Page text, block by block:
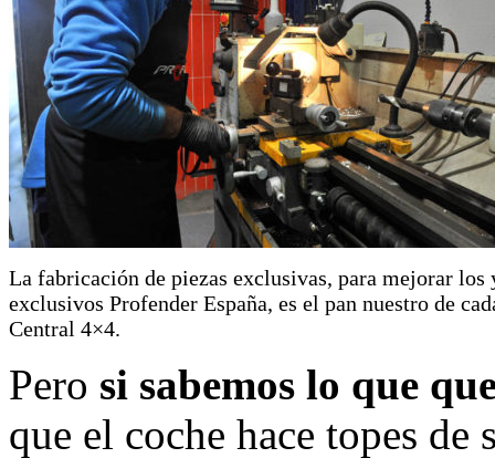
La fabricación de piezas exclusivas, para mejorar los
exclusivos Profender España, es el pan nuestro de
Central 4×4.
Pero si sabemos lo que
que el coche hace topes de